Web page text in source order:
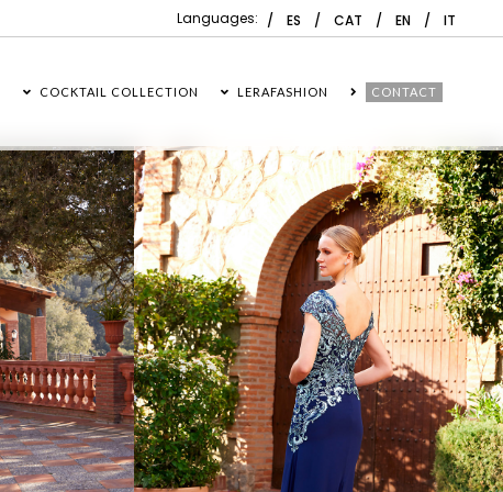
Languages: ES CAT EN IT
COCKTAIL COLLECTION LERAFASHION CONTACT